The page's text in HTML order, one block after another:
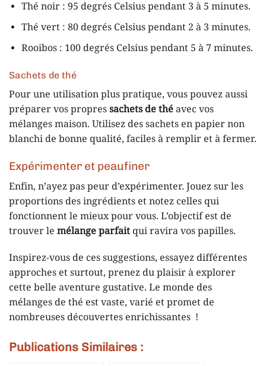
Thé noir : 95 degrés Celsius pendant 3 à 5 minutes.
Thé vert : 80 degrés Celsius pendant 2 à 3 minutes.
Rooibos : 100 degrés Celsius pendant 5 à 7 minutes.
Sachets de thé
Pour une utilisation plus pratique, vous pouvez aussi
préparer vos propressachets de théavec vos
mélanges maison. Utilisez des sachets en papier non
blanchi de bonne qualité, faciles à remplir et à fermer.
Expérimenter et peaufiner
Enfin, n’ayez pas peur d’expérimenter. Jouez sur les
proportions des ingrédients et notez celles qui
fonctionnent le mieux pour vous. L’objectif est de
trouver le mélange parfaitqui ravira vos papilles.
Inspirez-vous de ces suggestions, essayez différentes
approches et surtout, prenez du plaisir à explorer
cette belle aventure gustative. Le monde des
mélanges de thé est vaste, varié et promet de
nombreuses découvertes enrichissantes !
Publications Similaires :